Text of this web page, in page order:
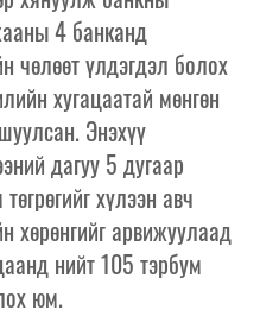
4 банканд
чөлөөт үлдэгдэл болох
хугацаатай мөнгөн
Энэхүү
дагуу 5 дугаар
хүлээн авч
хөрөнгийг арвижуулаад
нийт 105 тэрбум
юм.